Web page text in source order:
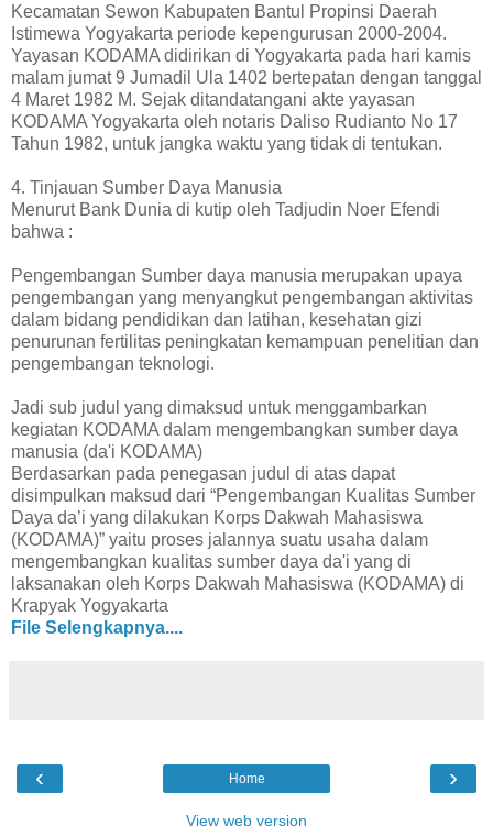
Kecamatan Sewon Kabupaten Bantul Propinsi Daerah
Istimewa Yogyakarta periode kepengurusan 2000-2004.
Yayasan KODAMA didirikan di Yogyakarta pada hari kamis
malam jumat 9 Jumadil Ula 1402 bertepatan dengan tanggal
4 Maret 1982 M. Sejak ditandatangani akte yayasan
KODAMA Yogyakarta oleh notaris Daliso Rudianto No 17
Tahun 1982, untuk jangka waktu yang tidak di tentukan.
4. Tinjauan Sumber Daya Manusia
Menurut Bank Dunia di kutip oleh Tadjudin Noer Efendi
bahwa :
Pengembangan Sumber daya manusia merupakan upaya
pengembangan yang menyangkut pengembangan aktivitas
dalam bidang pendidikan dan latihan, kesehatan gizi
penurunan fertilitas peningkatan kemampuan penelitian dan
pengembangan teknologi.
Jadi sub judul yang dimaksud untuk menggambarkan
kegiatan KODAMA dalam mengembangkan sumber daya
manusia (da'i KODAMA)
Berdasarkan pada penegasan judul di atas dapat
disimpulkan maksud dari “Pengembangan Kualitas Sumber
Daya da’i yang dilakukan Korps Dakwah Mahasiswa
(KODAMA)” yaitu proses jalannya suatu usaha dalam
mengembangkan kualitas sumber daya da'i yang di
laksanakan oleh Korps Dakwah Mahasiswa (KODAMA) di
Krapyak Yogyakarta
File Selengkapnya....
‹ ›
Home
View web version